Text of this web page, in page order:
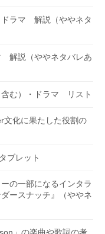
ドラマ 解説（ややネタ
解説（ややネタバレあ
含む）・ドラマ リスト
文化に果たした役割の
ブレット
の一部になるインタラ
ースナッチ』（ややネ